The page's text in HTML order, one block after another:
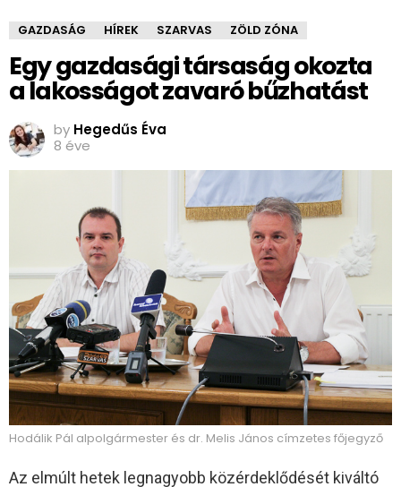
GAZDASÁG HÍREK SZARVAS ZÖLD ZÓNA
Egy gazdasági társaság okozta
a lakosságot zavaró bűzhatást
by Hegedűs Éva
8 éve
Hodálik Pál alpolgármester és dr. Melis János címzetes főjegyző
Az elmúlt hetek legnagyobb közérdeklődését kiváltó